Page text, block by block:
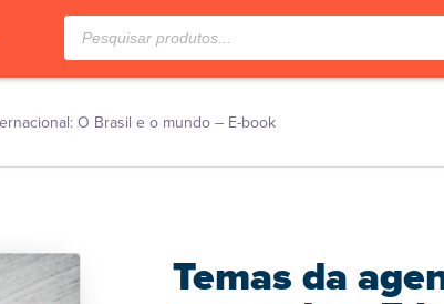
Pesquisar
produtos
O Brasil e o mundo – E-book
Temas da